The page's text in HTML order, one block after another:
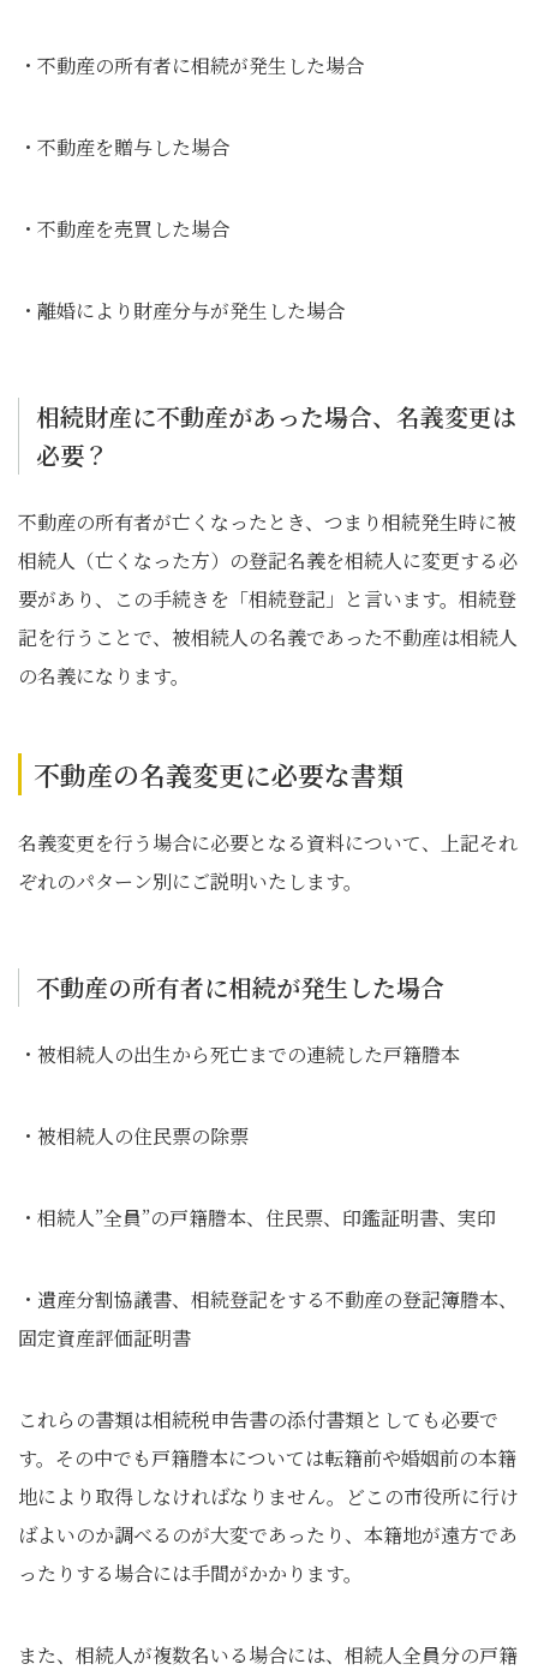
・不動産の所有者に相続が発生した場合
・不動産を贈与した場合
・不動産を売買した場合
・離婚により財産分与が発生した場合
相続財産に不動産があった場合、名義変更は
必要？
不動産の所有者が亡くなったとき、つまり相続発生時に被
相続人（亡くなった方）の登記名義を相続人に変更する必
要があり、この手続きを「相続登記」と言います。相続登
記を行うことで、被相続人の名義であった不動産は相続人
の名義になります。
不動産の名義変更に必要な書類
名義変更を行う場合に必要となる資料について、上記それ
ぞれのパターン別にご説明いたします。
不動産の所有者に相続が発生した場合
・被相続人の出生から死亡までの連続した戸籍謄本
・被相続人の住民票の除票
・相続人”全員”の戸籍謄本、住民票、印鑑証明書、実印
・遺産分割協議書、相続登記をする不動産の登記簿謄本、
固定資産評価証明書
これらの書類は相続税申告書の添付書類としても必要で
す。その中でも戸籍謄本については転籍前や婚姻前の本籍
地により取得しなければなりません。どこの市役所に行け
ばよいのか調べるのが大変であったり、本籍地が遠方であ
ったりする場合には手間がかかります。
また、相続人が複数名いる場合には、相続人全員分の戸籍